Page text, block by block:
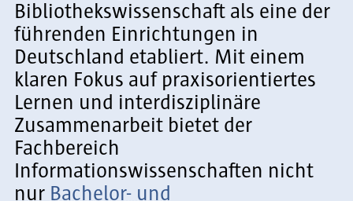
Bibliothekswissenschaft als eine der
führenden Einrichtungen in
Deutschland etabliert. Mit einem
klaren Fokus auf praxisorientiertes
Lernen und interdisziplinäre
Zusammenarbeit bietet der
Fachbereich
Informationswissenschaften nicht
nur Bachelor- und